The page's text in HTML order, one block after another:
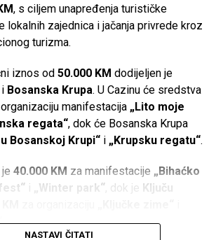
, s ciljem unapređenja turističke
lokalnih zajednica i jačanja privrede kroz
turizma.
iznos od 50.000 KM dodijeljen je
Bosanska Krupa. U Cazinu će sredstva
manifestacija „Lito moje
regata“, dok će Bosanska Krupa
Bosanskoj Krupi“i „Krupsku regatu“.
40.000 KM za manifestacije „Bihaćko
i „Winter park“ , dok je Ključu
.
NASTAVI ČITATI